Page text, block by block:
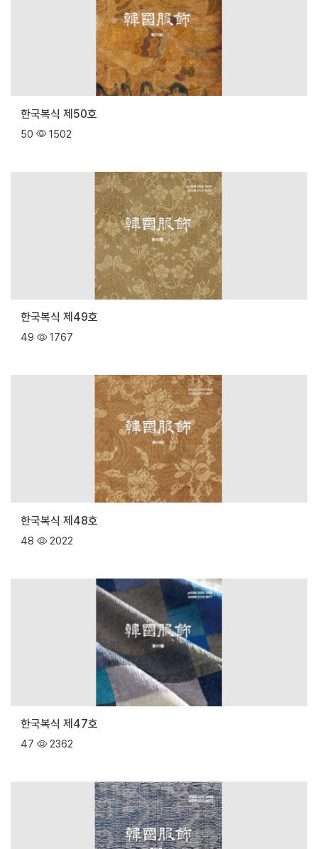
한국복식 제50호
50 1502
한국복식 제49호
49 1767
한국복식 제48호
48 2022
한국복식 제47호
47 2362